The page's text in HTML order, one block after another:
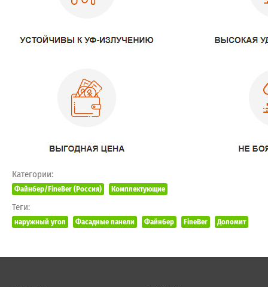
Категории:
Файнбер/FineBer (Россия) Комплектующие
Теги:
наружный угол Фасадные панели Файнбер FineBer Доломит